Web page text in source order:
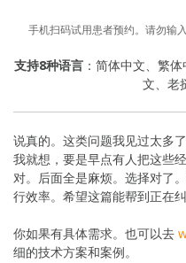
手机扫码试用患者预约。请勿输
支持8种语言：简体中文、繁
文、老
说真的。这类问题我见过太多
我就想，要是早点有人把这些
对。后面全是麻烦。选择对了
行效率。希望这篇能帮到正在纠
你如果有具体需求。也可以去
细的技术方案和案例。